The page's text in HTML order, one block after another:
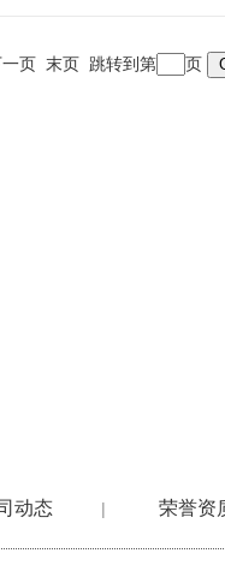
页 末页 跳转到第 页
动态 | 荣誉资